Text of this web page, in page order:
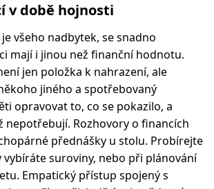
v době hojnosti
všeho nadbytek, se snadno
mají i jinou než finanční hodnotu.
jen položka k nahrazení, ale
jiného a spotřebovaný
opravovat to, co se pokazilo, a
nepotřebují. Rozhovory o financích
přednášky u stolu. Probírejte
vybíráte suroviny, nebo při plánování
Empatický přístup spojený s